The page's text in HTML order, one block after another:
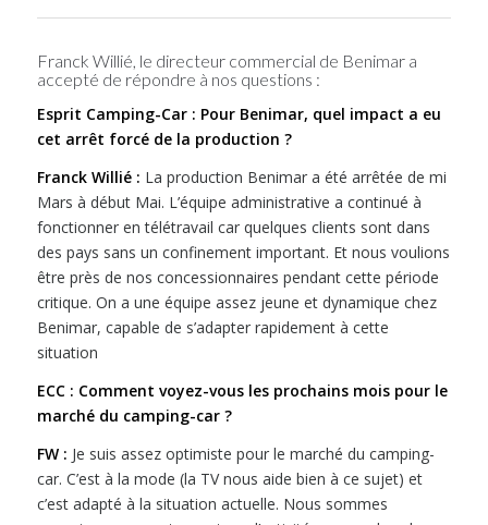
Franck Willié, le directeur commercial de Benimar a
accepté de répondre à nos questions :
Esprit Camping-Car : Pour Benimar, quel impact a eu
cet arrêt forcé de la production ?
Franck Willié : La production Benimar a été arrêtée de mi
Mars à début Mai. L’équipe administrative a continué à
fonctionner en télétravail car quelques clients sont dans
des pays sans un confinement important. Et nous voulions
être près de nos concessionnaires pendant cette période
critique. On a une équipe assez jeune et dynamique chez
Benimar, capable de s’adapter rapidement à cette
situation
ECC : Comment voyez-vous les prochains mois pour le
marché du camping-car ?
FW : Je suis assez optimiste pour le marché du camping-
car. C’est à la mode (la TV nous aide bien à ce sujet) et
c’est adapté à la situation actuelle. Nous sommes